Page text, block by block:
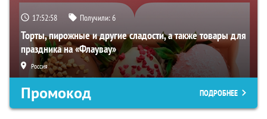
17:52:57 Получили:6
Торты, пирожные и другие сладости, а также товары для
праздника на «Флаувау»
Россия
Промокод ПОДРОБНЕЕ